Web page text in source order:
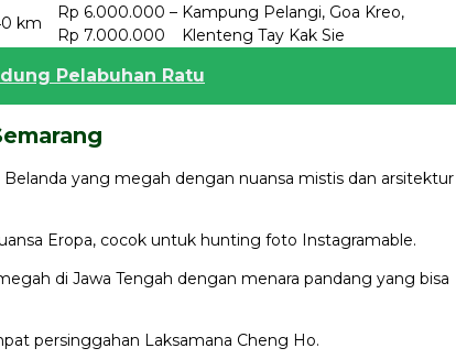
km
Rp 6.000.000 –
Rp 7.000.000
Kampung Pelangi, Goa Kreo,
Klenteng Tay Kak Sie
Pelabuhan Ratu
Belanda yang megah dengan nuansa mistis dan arsitektur
Eropa, cocok untuk hunting foto Instagramable.
di Jawa Tengah dengan menara pandang yang bisa
persinggahan Laksamana Cheng Ho.